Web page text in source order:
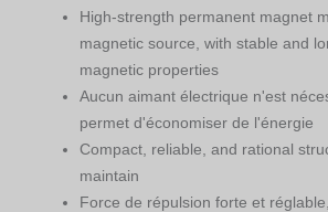
High-strength permanent magnet
magnetic source, with stable and
magnetic properties
Aucun aimant électrique n'est
permet d'économiser de l'énergie
Compact, reliable, and rational
maintain
Force de répulsion forte et